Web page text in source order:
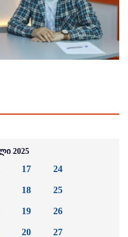
2025
17
18
19
20
24
25
26
27